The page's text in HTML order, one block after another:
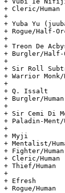
+
+ Yuba Yu
+
+ Treon De
+
+ Sir Roll
+
+ Q. Issalt
+ Burgler/Human		NPC		14	15	980	-	-
+
+ Sir Cemi Di
+
+ Myji
+ Fighter/Human				13	13
+ Cleric/Human				5	5
+ Thief/Human				1	1
+
+ Efresh